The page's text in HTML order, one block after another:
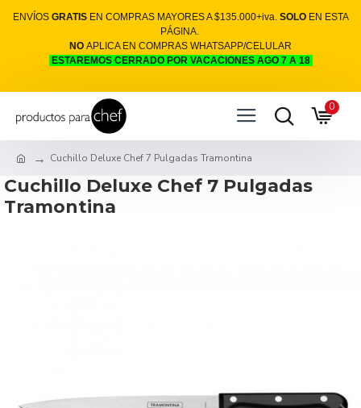
ENVÍOS GRATISEN COMPRAS MAYORES A $135.000+iva. SOLOEN ESTA
PÁGINA.
NO APLICA EN COMPRAS WHATSAPP/CELULAR
ESTAREMOS CERRADO POR VACACIONES AGO 7 A 18
0
Cuchillo Deluxe Chef 7 Pulgadas Tramontina
Cuchillo Deluxe Chef 7 Pulgadas
Tramontina